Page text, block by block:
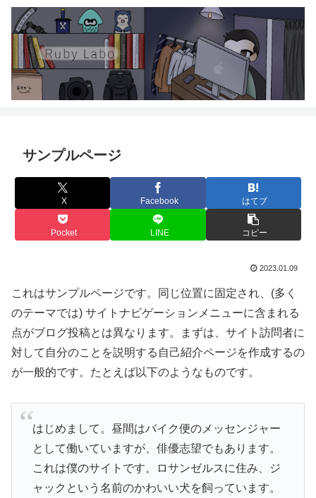
サンプルページ
X Facebook はてブ
Pocket LINE コピー
2023.01.09
これはサンプルページです。同じ位置に固定され、(多く
のテーマでは) サイトナビゲーションメニューに含まれる
点がブログ投稿とは異なります。まずは、サイト訪問者に
対して自分のことを説明する自己紹介ページを作成するの
が一般的です。たとえば以下のようなものです。
はじめまして。昼間はバイク便のメッセンジャー
として働いていますが、俳優志望でもあります。
これは僕のサイトです。ロサンゼルスに住み、ジ
ャックという名前のかわいい犬を飼っています。